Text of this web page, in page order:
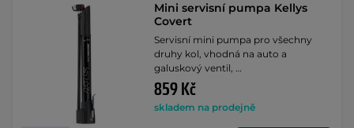
Mini servisní pumpa Kellys
Covert
Servisní mini pumpa pro všechny
druhy kol, vhodná na auto a
galuskový ventil, …
859 Kč
skladem na prodejně